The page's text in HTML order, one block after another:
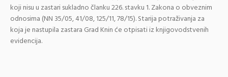
koji nisu u zastari sukladno članku 226. stavku 1. Zakona o obveznim
odnosima (NN 35/05, 41/08, 125/11, 78/15). Starija potraživanja za
koja je nastupila zastara Grad Knin će otpisati iz knjigovodstvenih
evidencija.